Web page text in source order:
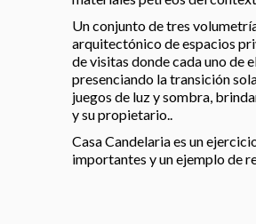
Un conjunto de tres
arquitectónico de espacios
de visitas donde cada uno de
presenciando la transición
juegos de luz y sombra,
y su propietario..
Casa Candelaria es un
importantes y un ejemplo de